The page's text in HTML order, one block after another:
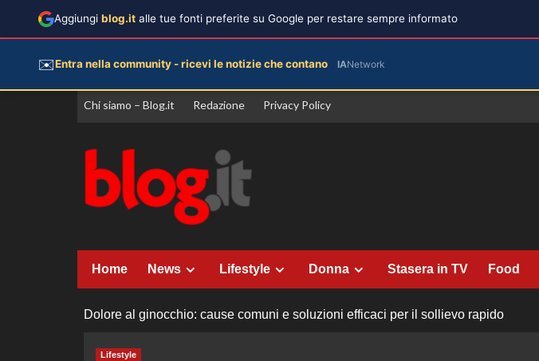
Vai
Chi siamo – Blog.it Redazione Privacy Policy
Home News Lifestyle Donna Stasera in TV Food
Dolore al ginocchio: cause comuni e soluzioni efficaci per il sollievo rapido
Lifestyle
Aggiungi blog.it alle tue fonti preferite su Google per restare sempre informato
✉️Entra nella community - ricevi le notizie che contano IANetwork